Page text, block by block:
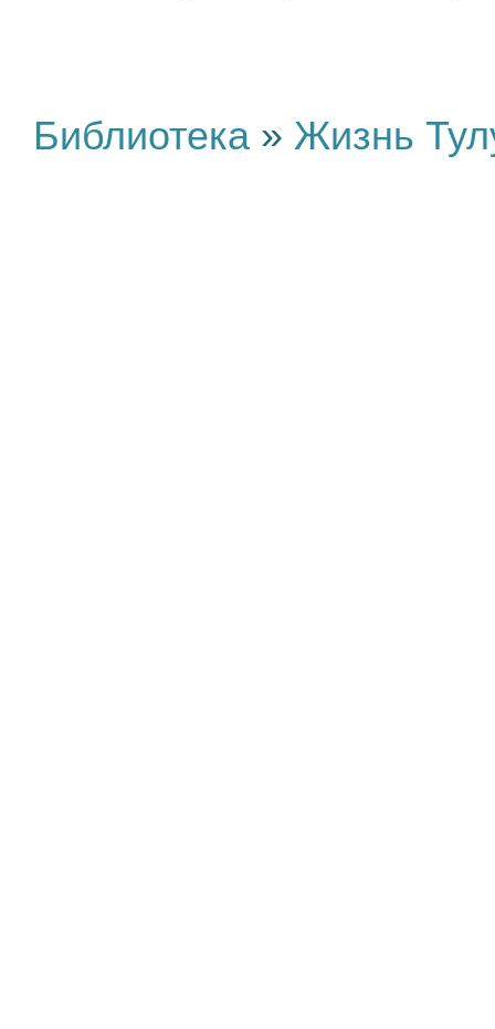
Библиотека » Жизнь